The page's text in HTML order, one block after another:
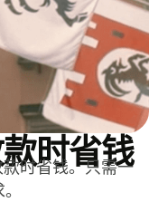
时省钱
时省钱。只需一